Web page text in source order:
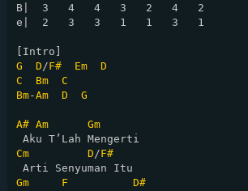
B|  3   4   4   3   2   4   2
e|  2   3   3   1   1   3   1
G
D /F# Em
D
C
Bm
C
Bm-Am D G
A# Am
Gm
Cm
D /F#
Gm
F
D#